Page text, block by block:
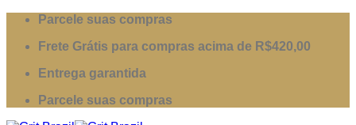
Skip
content
Parcele suas compras
Frete Grátis para compras acima de R$420,00
Entrega garantida
Parcele suas compras